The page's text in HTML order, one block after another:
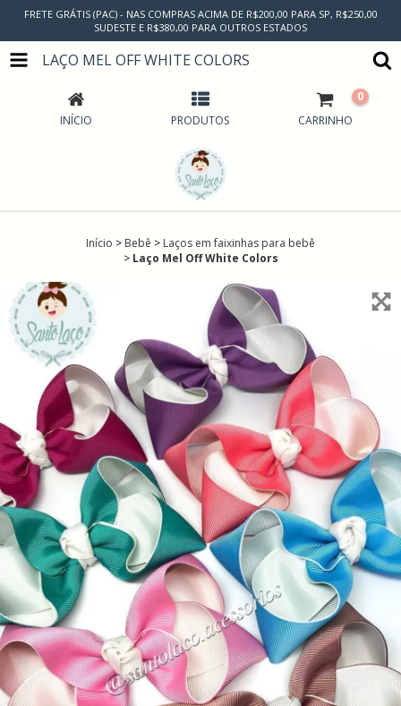
FRETE GRÁTIS (PAC) - NAS COMPRAS ACIMA DE R$200,00 PARA SP, R$250,00
SUDESTE E R$380,00 PARA OUTROS ESTADOS
LAÇO MEL OFF WHITE COLORS
INÍCIO PRODUTOS CARRINHO
0
Início > Bebê > Laços em faixinhas para bebê
> Laço Mel Off White Colors